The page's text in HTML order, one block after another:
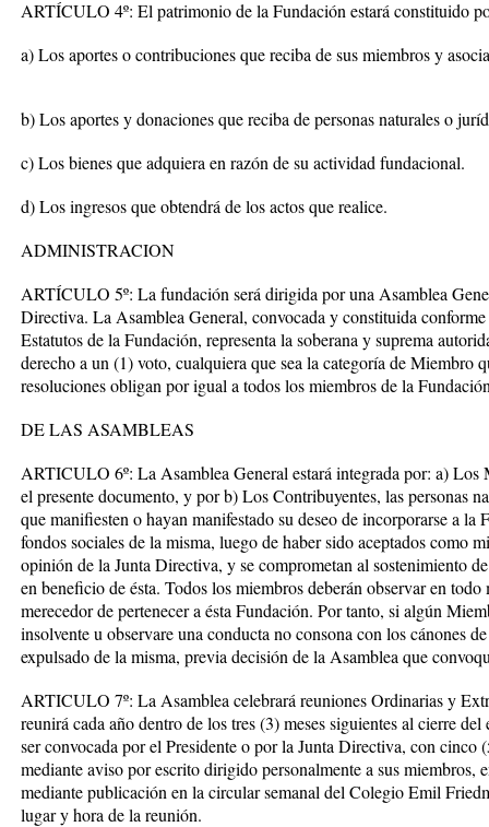
ARTÍCULO 4º: El patrimonio de la Fundación estará constituido
a) Los aportes o contribuciones que reciba de sus miembros y
b) Los aportes y donaciones que reciba de personas naturales o
c) Los bienes que adquiera en razón de su actividad fundacional.
d) Los ingresos que obtendrá de los actos que realice.
ADMINISTRACION
ARTÍCULO 5º: La fundación será dirigida por una Asamblea
Directiva. La Asamblea General, convocada y constituida
Estatutos de la Fundación, representa la soberana y suprema
derecho a un (1) voto, cualquiera que sea la categoría de Miembro
resoluciones obligan por igual a todos los miembros de la
DE LAS ASAMBLEAS
ARTICULO 6º: La Asamblea General estará integrada por: a) Los
el presente documento, y por b) Los Contribuyentes, las personas
que manifiesten o hayan manifestado su deseo de incorporarse a
fondos sociales de la misma, luego de haber sido aceptados como
opinión de la Junta Directiva, y se comprometan al sostenimiento
en beneficio de ésta. Todos los miembros deberán observar en
merecedor de pertenecer a ésta Fundación. Por tanto, si algún
insolvente u observare una conducta no consona con los cánones
expulsado de la misma, previa decisión de la Asamblea que
ARTICULO 7º: La Asamblea celebrará reuniones Ordinarias y
reunirá cada año dentro de los tres (3) meses siguientes al cierre
ser convocada por el Presidente o por la Junta Directiva, con cinco
mediante aviso por escrito dirigido personalmente a sus miembros,
mediante publicación en la circular semanal del Colegio Emil
lugar y hora de la reunión.